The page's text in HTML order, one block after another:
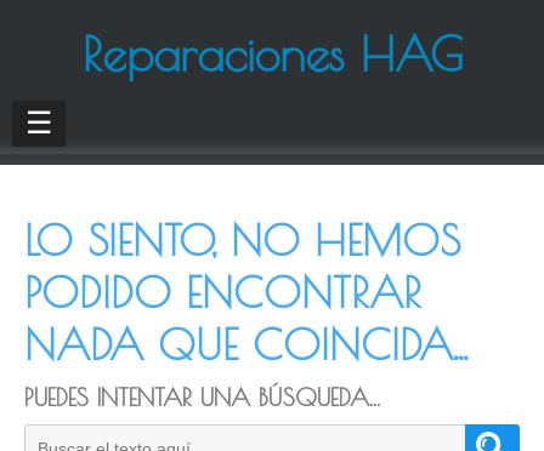
Reparaciones HAG
☰
LO SIENTO, NO HEMOS
PODIDO ENCONTRAR
NADA QUE COINCIDA...
PUEDES INTENTAR UNA BÚSQUEDA...